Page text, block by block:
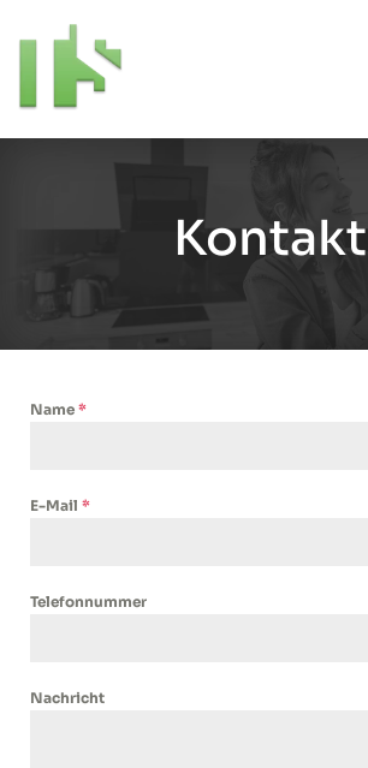
Kontakt
Name *
E-Mail *
Telefonnummer
Nachricht